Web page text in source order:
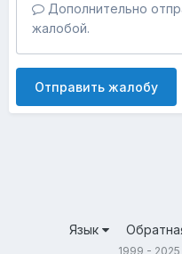
Дополнительно
жалобой.
Отправить жалобу
Язык
1999 -